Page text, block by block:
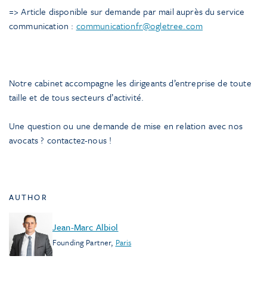
=> Article disponible sur demande par mail auprès du service
communication : communicationfr@ogletree.com
Notre cabinet accompagne les dirigeants d’entreprise de toute
taille et de tous secteurs d’activité.
Une question ou une demande de mise en relation avec nos
avocats ? contactez-nous !
AUTHOR
Jean-Marc Albiol
Founding Partner, Paris